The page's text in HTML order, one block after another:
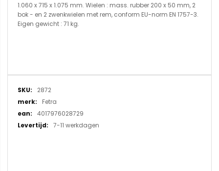
1.060 x 715 x 1.075 mm. Wielen : mass. rubber 200 x 50 mm, 2
bok - en 2 zwenkwielen met rem, conform EU-norm EN 1757-3.
Eigen gewicht : 71 kg.
Meer
informatie
2872
Fetra
4017976028729
7-11 werkdagen